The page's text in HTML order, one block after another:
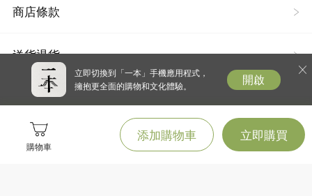
購物車
添加購物車 立即購買
商店條款
送貨退貨
立即切換到「一本」手機應用程式，
擁抱更全面的購物和文化體驗。
開啟